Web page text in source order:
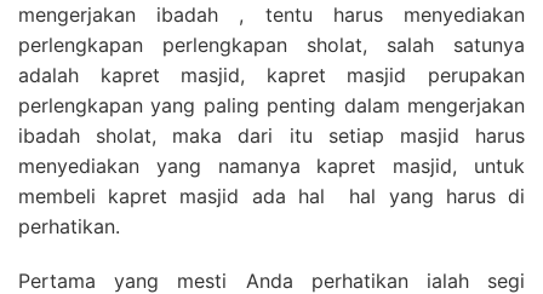
mengerjakan ibadah , tentu harus menyediakan
perlengkapan perlengkapan sholat, salah satunya
adalah kapret masjid, kapret masjid perupakan
perlengkapan yang paling penting dalam mengerjakan
ibadah sholat, maka dari itu setiap masjid harus
menyediakan yang namanya kapret masjid, untuk
membeli kapret masjid ada hal hal yang harus di
perhatikan.
Pertama yang mesti Anda perhatikan ialah segi